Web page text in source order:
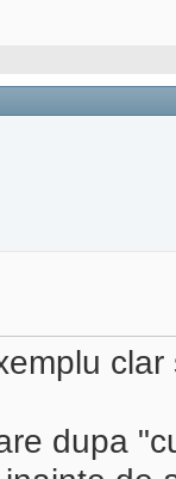
dupa